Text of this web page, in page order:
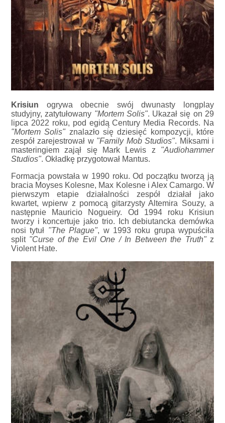
Krisiun ogrywa obecnie swój dwunasty longplay
studyjny, zatytułowany "Mortem Solis". Ukazał się on 29
lipca 2022 roku, pod egidą Century Media Records. Na
"Mortem Solis"znalazło się dziesięć kompozycji, które
zespół zarejestrował w "Family Mob Studios". Miksami i
masteringiem zajął się Mark Lewis z "Audiohammer
Studios". Okładkę przygotował Mantus.
Formacja powstała w 1990 roku. Od początku tworzą ją
bracia Moyses Kolesne, Max Kolesne i Alex Camargo. W
pierwszym etapie działalności zespół działał jako
kwartet, wpierw z pomocą gitarzysty Altemira Souzy, a
następnie Mauricio Nogueiry. Od 1994 roku Krisiun
tworzy i koncertuje jako trio. Ich debiutancka demówka
nosi tytuł "The Plague", w 1993 roku grupa wypuściła
split"Curse of the Evil One / In Between the Truth" z
Violent Hate.